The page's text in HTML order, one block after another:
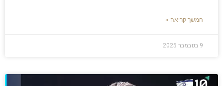
המשך קריאה »
9 בנובמבר 2025